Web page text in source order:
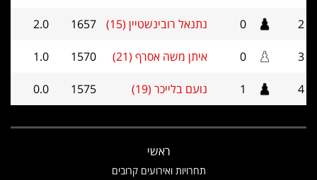
2
0 נתנאל רובינשטיין (15) 1657
2.0
3
0 איתן משה אסרף (21) 1570
1.0
4
1 נועם בלייכר (19) 1575
0.0
ראשי
תחרויות ואירועים קרובים